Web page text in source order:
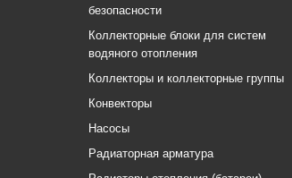
безопасности
Коллекторные блоки для систем
водяного отопления
Коллекторы и коллекторные группы
Конвекторы
Насосы
Радиаторная арматура